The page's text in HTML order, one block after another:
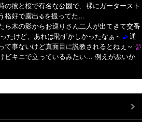
の彼と桜で有名な公園で、裸にガータースト
格好で露出
を撮ってた…
ら木の影からお巡りさん二人が出てきて交番
たけど、あれは恥ずかしかったなぁ～
通
て事ないけど真面目に説教されるとねぇ～
ビキニで立っているみたい… 例えが悪いか